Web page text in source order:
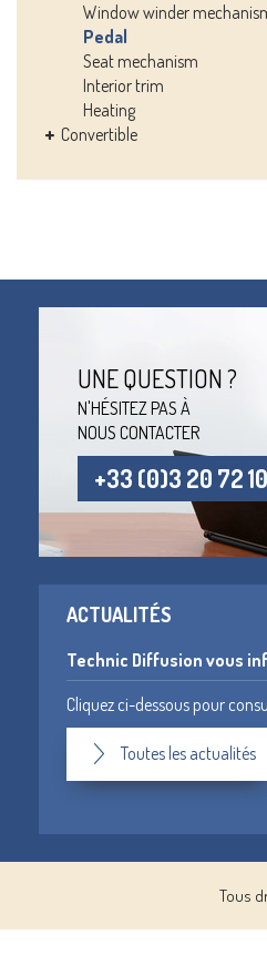
Window winder
Pedal
Seat mechanism
Interior trim
Heating
Convertible
UNE QUESTION ?
N'HÉSITEZ PAS À
NOUS CONTACTER
+33 (0)3 20 72
ACTUALITÉS
Technic Diffusion vous
Cliquez ci-dessous pour
Toutes les actualités
Tous